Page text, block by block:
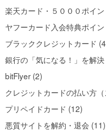
楽天カード・５０００ポイ
ヤフーカード入会特典ポイ
ブラッククレジットカード
銀行の「気になる！」を解
bitFlyer (2)
クレジットカードの払い方
プリペイドカード (12)
悪質サイトを解約・退会 (11)